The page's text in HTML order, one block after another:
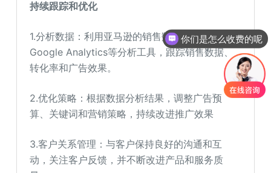
持续跟踪和优化
1.分析数据：利用亚马逊的销售数据工具和
Google Analytics等分析工具，跟踪销售数据、
转化率和广告效果。
2.优化策略：根据数据分析结果，调整广告预
算、关键词和营销策略，持续改进推广效果
3.客户关系管理：与客户保持良好的沟通和互
动，关注客户反馈，并不断改进产品和服务质
你们是怎么收费的呢